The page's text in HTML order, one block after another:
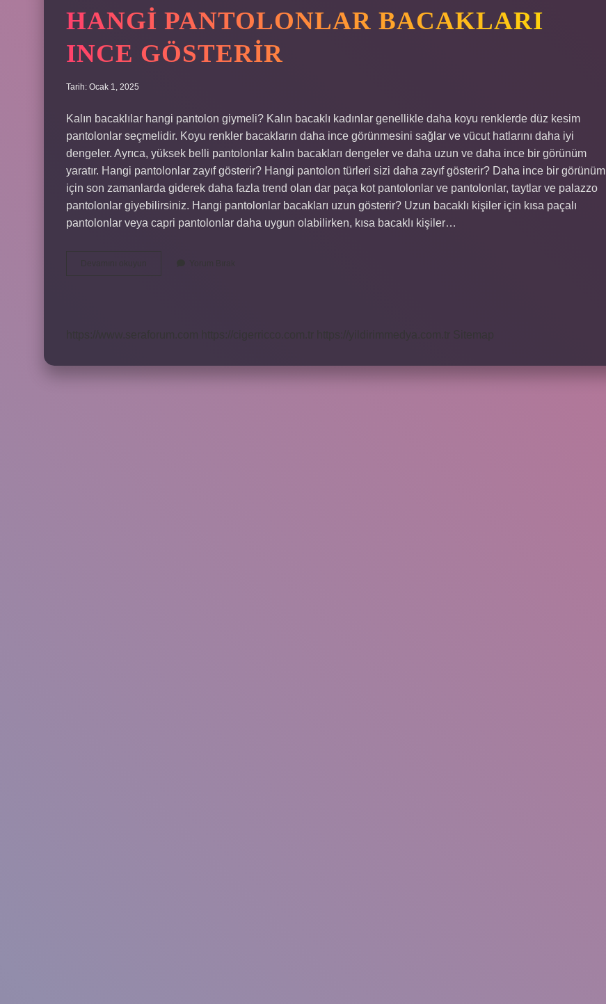
HANGI PANTOLONLAR BACAKLARI
INCE GÖSTERIR
Tarih: Ocak 1, 2025
Kalın bacaklılar hangi pantolon giymeli? Kalın bacaklı kadınlar genellikle daha koyu renklerde düz kesim
pantolonlar seçmelidir. Koyu renkler bacakların daha ince görünmesini sağlar ve vücut hatlarını daha iyi
dengeler. Ayrıca, yüksek belli pantolonlar kalın bacakları dengeler ve daha uzun ve daha ince bir görünüm
yaratır. Hangi pantolonlar zayıf gösterir? Hangi pantolon türleri sizi daha zayıf gösterir? Daha ince bir görünüm
için son zamanlarda giderek daha fazla trend olan dar paça kot pantolonlar ve pantolonlar, taytlar ve palazzo
pantolonlar giyebilirsiniz. Hangi pantolonlar bacakları uzun gösterir? Uzun bacaklı kişiler için kısa paçalı
pantolonlar veya capri pantolonlar daha uygun olabilirken, kısa bacaklı kişiler…